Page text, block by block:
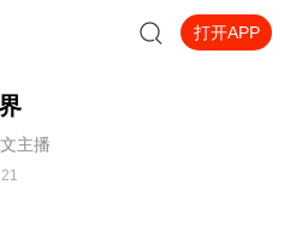
打开APP
主播
21